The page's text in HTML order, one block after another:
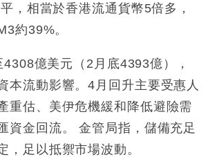
地執法人員要求交「保證金」 43歲女子
守6.5萬點後回穩 全周仍升近2%
月換帥 玩具「反」斗城亞洲CEO蔡德
覆波動收跌 連挫7周創逾3年最長跌勢
，相當於香港流通貨幣5倍多，
約39%。
億美元（2月底4393億），
本流動影響。4月回升主要受惠人
重估、美伊危機緩和降低避險需
資金回流。 金管局指，儲備充足
，足以抵禦市場波動。